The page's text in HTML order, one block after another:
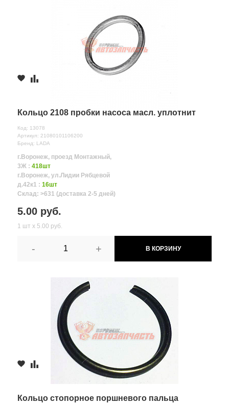
Кольцо 2108 пробки насоса масл. уплотнит
Код: 13078
Артикул: 21080101106200
Бренд: LADA
г.Воронеж, проезд Монтажный,
3Ж : 418шт
г.Воронеж, ул.Лидии Рябцевой
д.42к1 : 16шт
Склад: >631 (доставка 2-5 дней)
5.00 руб.
1 шт х 5.00 руб.
- + В КОРЗИНУ
Кольцо стопорное поршневого пальца